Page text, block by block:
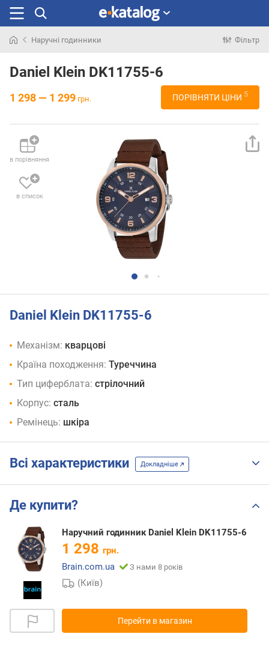
раніше
Наручні годинники Фільтр
Daniel Klein DK11755-6
1 298 — 1 299 грн. ПОРІВНЯТИ ЦІНИ 5
в порівняння
в список
Daniel Klein DK11755-6
Механізм: кварцові
Країна походження: Туреччина
Тип циферблата: стрілочний
Корпус: сталь
Ремінець: шкіра
Всі характеристики Докладніше
Де купити?
Наручний годинник Daniel Klein DK11755-6
1 298 грн.
Brain.com.ua
З нами 8 років
(Київ)
Перейти в магазин